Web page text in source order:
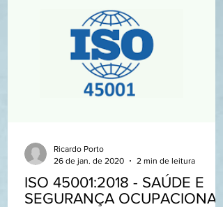
ISO 45001:2018 - SAÚDE E
SEGURANÇA OCUPACIONAL
Ricardo Porto
26 de jan. de 2020
2 min de leitura